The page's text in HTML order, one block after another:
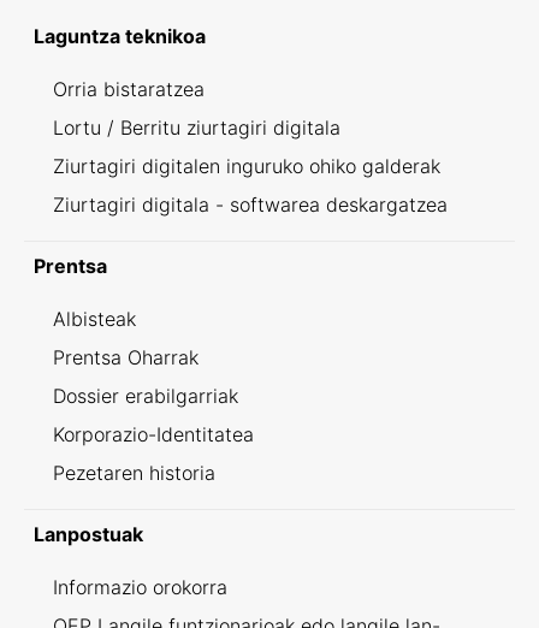
Laguntza teknikoa
Orria bistaratzea
Lortu / Berritu ziurtagiri digitala
Ziurtagiri digitalen inguruko ohiko galderak
Ziurtagiri digitala - softwarea deskargatzea
Prentsa
Albisteak
Prentsa Oharrak
Dossier erabilgarriak
Korporazio-Identitatea
Pezetaren historia
Lanpostuak
Informazio orokorra